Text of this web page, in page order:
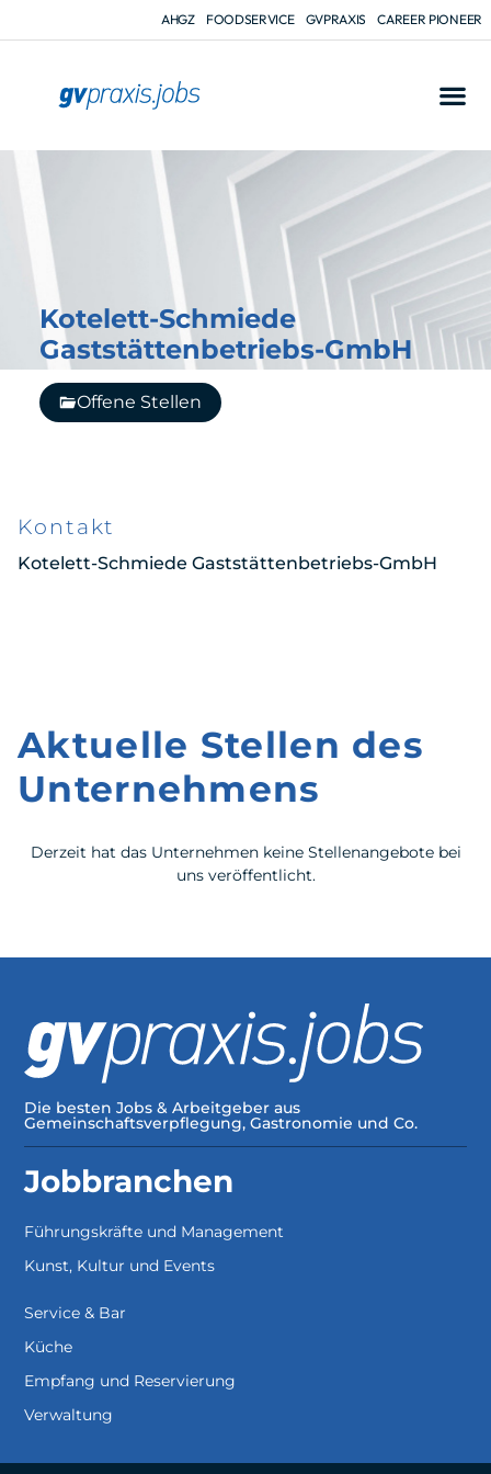
AHGZ FOODSERVICE GVPRAXIS CAREER PIONEER
Kotelett-Schmiede
Gaststättenbetriebs-GmbH
Offene Stellen
Kontakt
Kotelett-Schmiede Gaststättenbetriebs-GmbH
Aktuelle Stellen des
Unternehmens
Derzeit hat das Unternehmen keine Stellenangebote bei
uns veröffentlicht.
Die besten Jobs & Arbeitgeber aus
Gemeinschaftsverpflegung, Gastronomie und Co.
Jobbranchen
Führungskräfte und Management
Kunst, Kultur und Events
Service & Bar
Küche
Empfang und Reservierung
Verwaltung